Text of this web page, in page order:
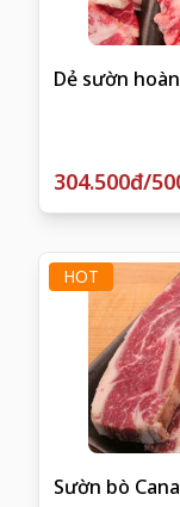
Dẻ sườn
304.500đ/
HOT
Sườn bò